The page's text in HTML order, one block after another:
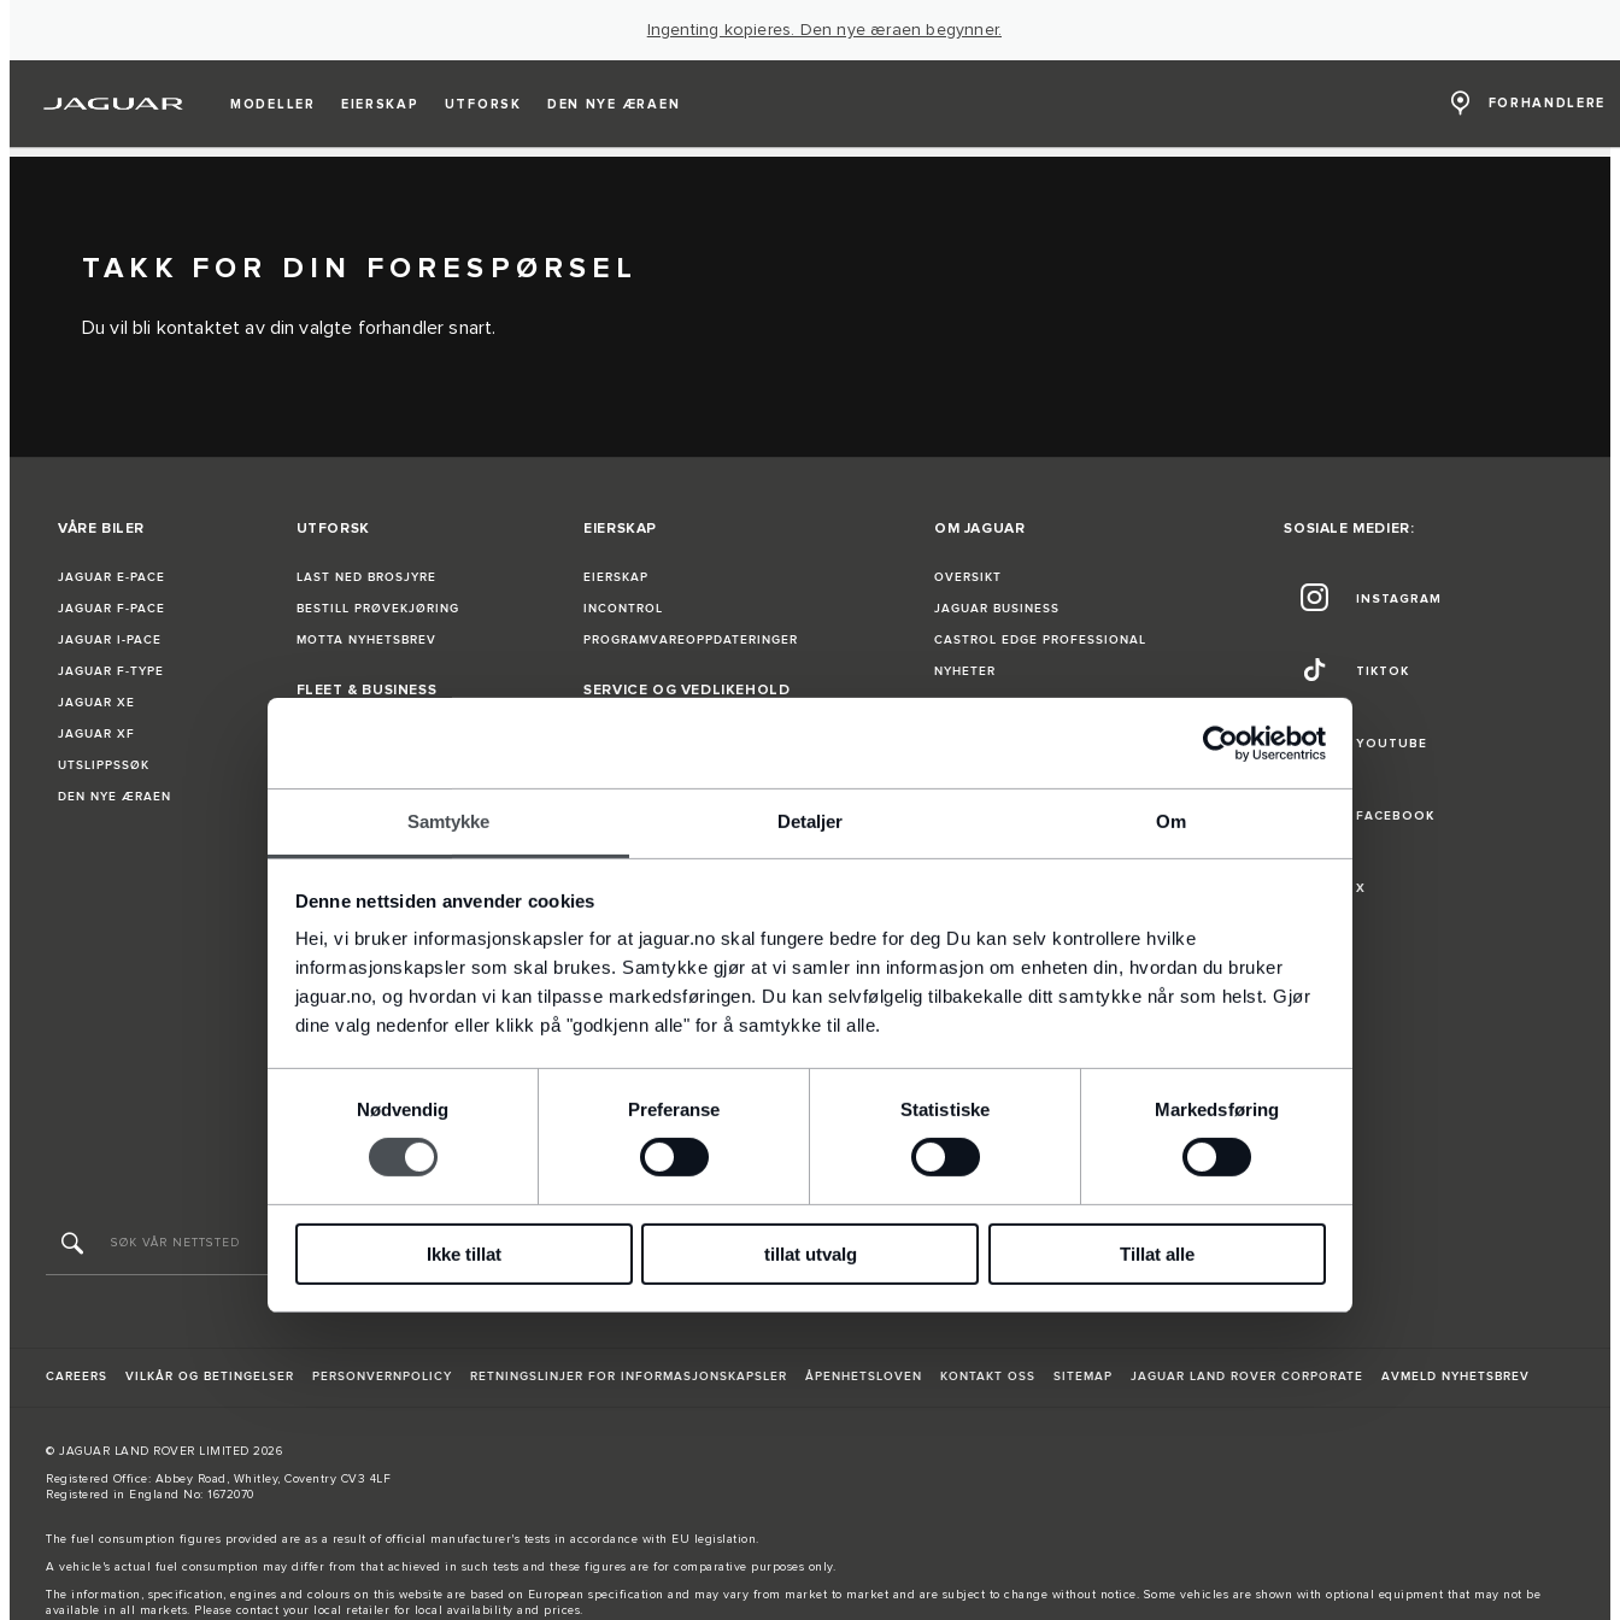
Samtykke Detaljer Om
Denne nettsiden anvender cookies
Hei, vi bruker informasjonskapsler for at jaguar.no skal fungere bedre for deg Du kan selv kontrollere hvilke
informasjonskapsler som skal brukes. Samtykke gjør at vi samler inn informasjon om enheten din, hvordan du bruker
jaguar.no, og hvordan vi kan tilpasse markedsføringen. Du kan selvfølgelig tilbakekalle ditt samtykke når som helst. Gjør
dine valg nedenfor eller klikk på "godkjenn alle" for å samtykke til alle.
Nødvendig
Preferanse Statistiske Markedsføring
Ikke tillat tillat utvalg Tillat alle
Ingenting kopieres. Den nye æraen begynner.
MODELLER EIERSKAP UTFORSK DEN NYE ÆRAEN FORHANDLERE
TAKK FOR DIN FORESPØRSEL
Du vil bli kontaktet av din valgte forhandler snart.
VÅRE BILER
JAGUAR E‑PACE
JAGUAR F‑PACE
JAGUAR I-PACE
JAGUAR F‑TYPE
JAGUAR XE
JAGUAR XF
UTSLIPPSSØK
DEN NYE ÆRAEN
UTFORSK
LAST NED BROSJYRE
BESTILL PRØVEKJØRING
MOTTA NYHETSBREV
FLEET & BUSINESS
EIERSKAP
EIERSKAP
INCONTROL
PROGRAMVAREOPPDATERINGER
SERVICE OG VEDLIKEHOLD
GARANTI PÅ DELER OG TILBEHØR
GARANTI
LAKK & RUST GARANTI
OM JAGUAR
OVERSIKT
JAGUAR BUSINESS
CASTROL EDGE PROFESSIONAL
NYHETER
INCONTROL
ELBIL OG YTELSE
SPECIAL VEHICLE OPERATIONS
SOSIALE MEDIER:
INSTAGRAM
TIKTOK
YOUTUBE
FACEBOOK
X
CAREERS VILKÅR OG BETINGELSER PERSONVERNPOLICY RETNINGSLINJER FOR INFORMASJONSKAPSLER ÅPENHETSLOVEN KONTAKT OSS SITEMAP JAGUAR LAND ROVER CORPORATE AVMELD NYHETSBREV
© JAGUAR LAND ROVER LIMITED 2026
Registered Office: Abbey Road, Whitley, Coventry CV3 4LF
Registered in England No: 1672070
The fuel consumption figures provided are as a result of official manufacturer's tests in accordance with EU legislation.
A vehicle's actual fuel consumption may differ from that achieved in such tests and these figures are for comparative purposes only.
The information, specification, engines and colours on this website are based on European specification and may vary from market to market and are subject to change without notice. Some vehicles are shown with optional equipment that may not be
available in all markets. Please contact your local retailer for local availability and prices.